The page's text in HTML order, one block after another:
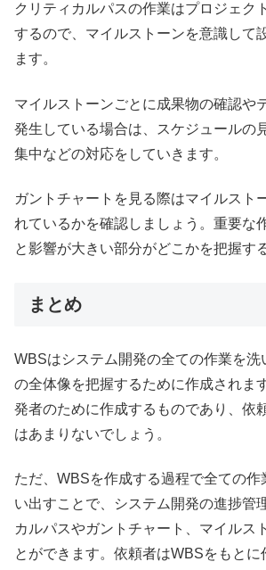
クリティカルパスの作業はプロジェク
するので、マイルストーンを意識して
ます。
マイルストーンごとに成果物の確認や
発生している場合は、スケジュールの
集中などの対応をしていきます。
ガントチャートを見る際はマイルスト
れているかを確認しましょう。重要な
と影響が大きい部分がどこかを把握す
まとめ
WBSはシステム開発の全ての作業を洗
の全体像を把握するために作成されま
発者のために作成するものであり、依
はあまりないでしょう。
ただ、WBSを作成する過程で全ての作
い出すことで、システム開発の進捗管
カルパスやガントチャート、マイルス
とができます。依頼者はWBSをもとに